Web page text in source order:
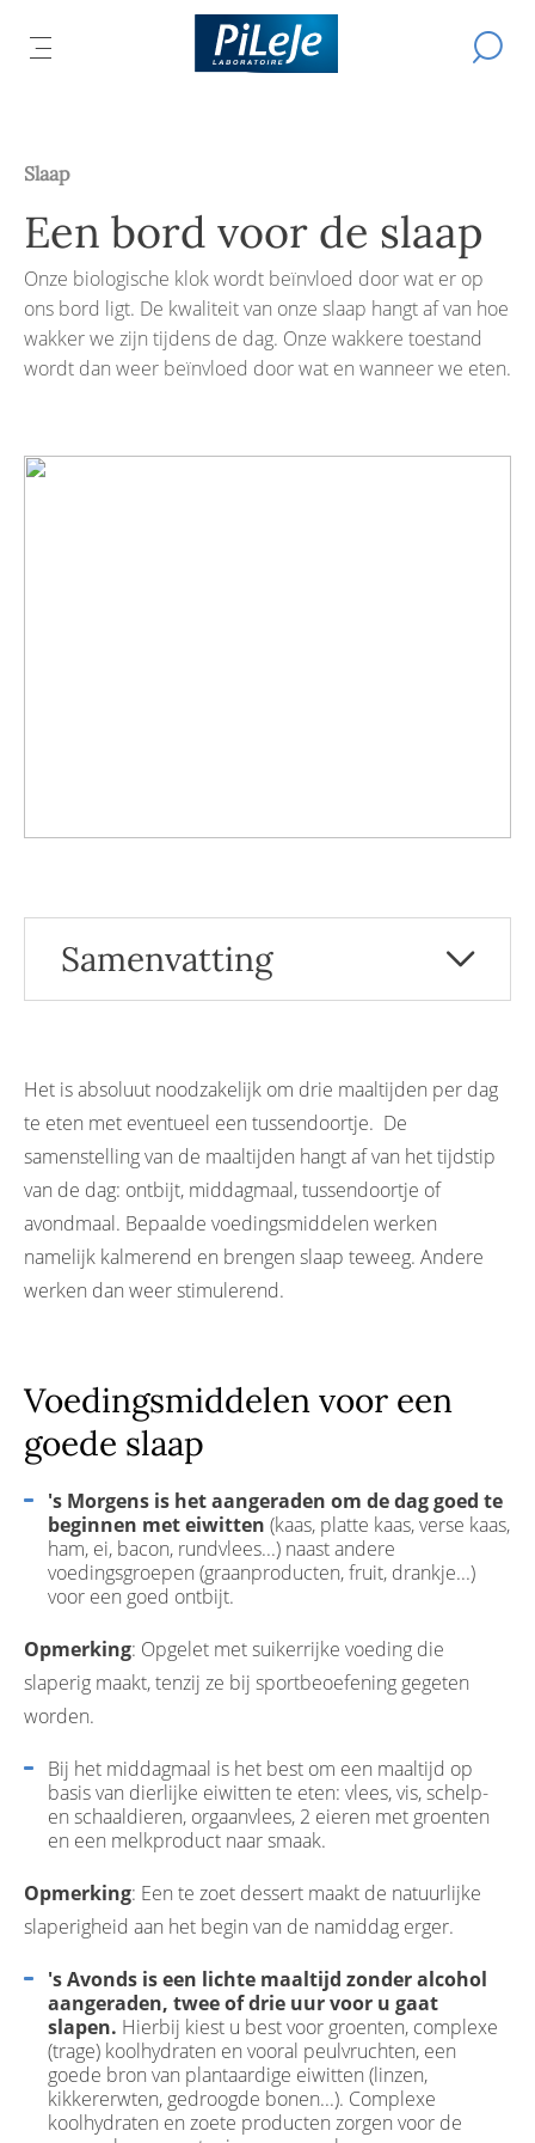
HET
Alle
producten
Een
Slaap
Een bord voor de slaap
Onze biologische klok wordt beïnvloed door wat er op
ons bord ligt. De kwaliteit van onze slaap hangt af van hoe
wakker we zijn tijdens de dag. Onze wakkere toestand
wordt dan weer beïnvloed door wat en wanneer we eten.
Samenvatting
Voedingsmiddelen voor een goede slaap
Referenties
Het is absoluut noodzakelijk om drie maaltijden per dag
te eten met eventueel een tussendoortje. De
samenstelling van de maaltijden hangt af van het tijdstip
van de dag: ontbijt, middagmaal, tussendoortje of
avondmaal. Bepaalde voedingsmiddelen werken
namelijk kalmerend en brengen slaap teweeg. Andere
werken dan weer stimulerend.
Voedingsmiddelen voor een
goede slaap
's Morgens is het aangeraden om de dag goed te
beginnen met eiwitten (kaas, platte kaas, verse kaas,
ham, ei, bacon, rundvlees...) naast andere
voedingsgroepen (graanproducten, fruit, drankje...)
voor een goed ontbijt.
Opmerking: Opgelet met suikerrijke voeding die
slaperig maakt, tenzij ze bij sportbeoefening gegeten
worden.
Bij het middagmaal is het best om een maaltijd op
basis van dierlijke eiwitten te eten: vlees, vis, schelp-
en schaaldieren, orgaanvlees, 2 eieren met groenten
en een melkproduct naar smaak.
Opmerking: Een te zoet dessert maakt de natuurlijke
slaperigheid aan het begin van de namiddag erger.
's Avonds is een lichte maaltijd zonder alcohol
aangeraden, twee of drie uur voor u gaat
slapen. Hierbij kiest u best voor groenten, complexe
(trage) koolhydraten en vooral peulvruchten, een
goede bron van plantaardige eiwitten (linzen,
kikkererwten, gedroogde bonen...). Complexe
koolhydraten en zoete producten zorgen voor de